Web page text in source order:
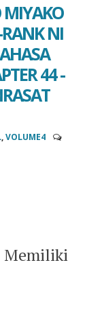
MIYAKO
NI
44 -
,VOLUME4
Memiliki